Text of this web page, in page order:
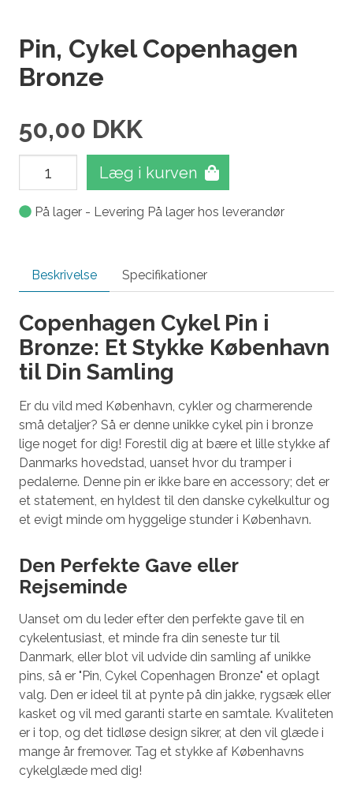
Pin, Cykel Copenhagen
Bronze
50,00 DKK
Læg i kurven
På lager - Levering På lager hos leverandør
Beskrivelse Specifikationer
Copenhagen Cykel Pin i
Bronze: Et Stykke København
til Din Samling
Er du vild med København, cykler og charmerende
små detaljer? Så er denne unikke cykel pin i bronze
lige noget for dig! Forestil dig at bære et lille stykke af
Danmarks hovedstad, uanset hvor du tramper i
pedalerne. Denne pin er ikke bare en accessory; det er
et statement, en hyldest til den danske cykelkultur og
et evigt minde om hyggelige stunder i København.
Den Perfekte Gave eller
Rejseminde
Uanset om du leder efter den perfekte gave til en
cykelentusiast, et minde fra din seneste tur til
Danmark, eller blot vil udvide din samling af unikke
pins, så er "Pin, Cykel Copenhagen Bronze" et oplagt
valg. Den er ideel til at pynte på din jakke, rygsæk eller
kasket og vil med garanti starte en samtale. Kvaliteten
er i top, og det tidløse design sikrer, at den vil glæde i
mange år fremover. Tag et stykke af Københavns
cykelglæde med dig!